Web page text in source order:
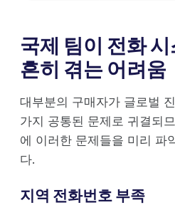
국제 팀이 전화
흔히 겪는 어려움
대부분의 구매자가 글로벌
가지 공통된 문제로 귀결되
에 이러한 문제들을 미리 파
다.
지역 전화번호 부족